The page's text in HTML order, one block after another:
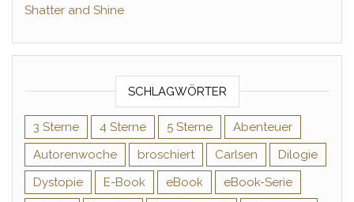
Shatter and Shine
SCHLAGWÖRTER
3 Sterne 4 Sterne 5 Sterne
Abenteuer
Autorenwoche
broschiert Carlsen
Dilogie
Dystopie
E-Book eBook
eBook-Serie